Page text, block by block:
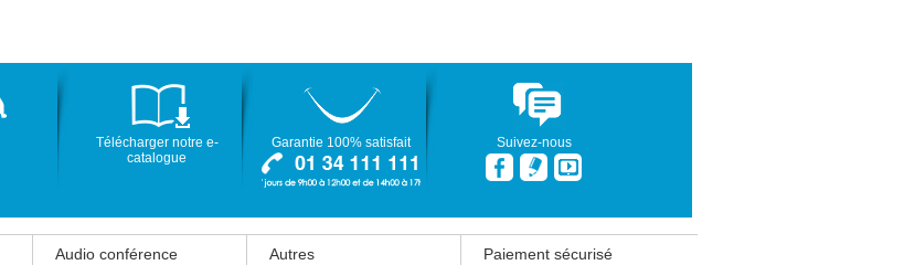
Télécharger notre e-
catalogue
Garantie 100% satisfait Suivez-nous
Audio conférence Autres Paiement sécurisé